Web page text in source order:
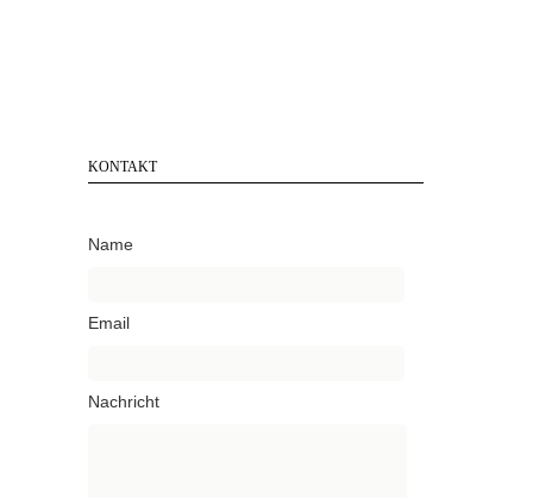
KONTAKT
Name
Email
Nachricht